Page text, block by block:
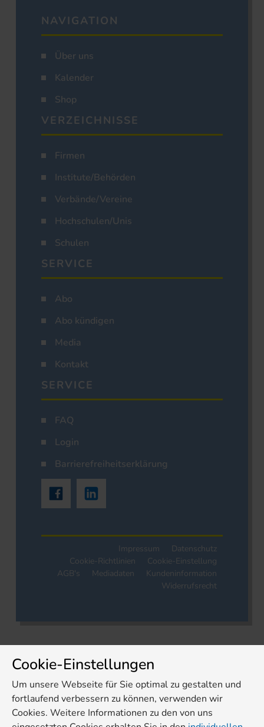
NAVIGATION
Über uns
Kalender
Shop
VERZEICHNISSE
Firmen
Institute/Behörden
Verbände/Vereine
Hochschulen/Unis
Schulen
SERVICE
Abo
Abo kündigen
Media
Kontakt
SERVICE
FAQ
Login
Barrierefreiheitserklärung
Impressum
Datenschutz
Cookie-Richtlinien
Cookie-Einstellung
AGB's
Mediadaten
Kundeninformation
Widerrufsrecht
Cookie-Einstellungen
Um unsere Webseite für Sie optimal zu gestalten und
fortlaufend verbessern zu können, verwenden wir
Cookies. Weitere Informationen zu den von uns